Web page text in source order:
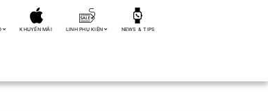
KHUYẾN MÃI LINH PHỤ KIỆN NEWS & TIPS